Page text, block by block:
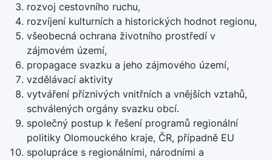
rozvoj cestovního ruchu,
rozvíjení kulturních a historických hodnot regionu,
všeobecná ochrana životního prostředí v
zájmovém území,
propagace svazku a jeho zájmového území,
vzdělávací aktivity
vytváření příznivých vnitřních a vnějších vztahů,
schválených orgány svazku obcí.
společný postup k řešení programů regionální
politiky Olomouckého kraje, ČR, případně EU
spolupráce s regionálními, národními a